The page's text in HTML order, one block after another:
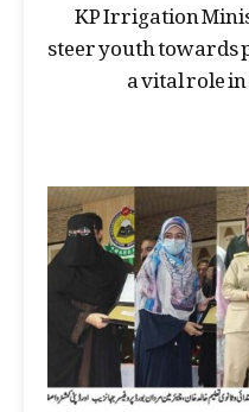
KP Irrigation
steer youth
a vital role